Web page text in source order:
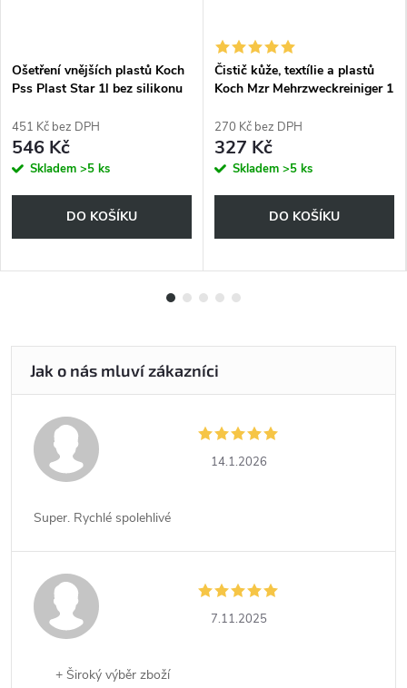
Ošetření vnějších plastů Koch
Pss Plast Star 1l bez silikonu
451 Kč bez DPH
546 Kč
Skladem >5 ks
DO KOŠÍKU
Čistič kůže, textílie a plastů
Koch Mzr Mehrzweckreiniger 1
270 Kč bez DPH
327 Kč
Skladem >5 ks
DO KOŠÍKU
14.1.2026
Super. Rychlé spolehlivé
7.11.2025
+ Široký výběr zboží